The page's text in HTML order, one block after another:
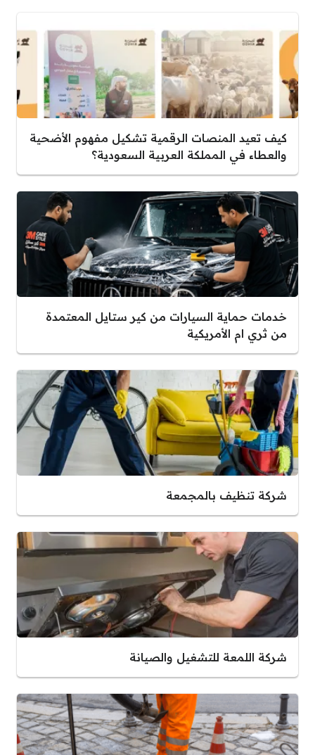
كيف تعيد المنصات الرقمية تشكيل مفهوم الأضحية
والعطاء في المملكة العربية السعودية؟
خدمات حماية السيارات من كير ستايل المعتمدة
من ثري ام الأمريكية
شركة تنظيف بالمجمعة
شركة اللمعة للتشغيل والصيانة